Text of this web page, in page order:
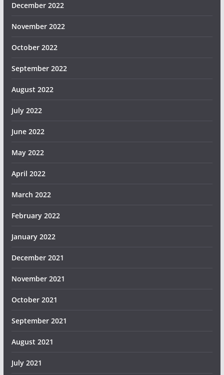
December 2022
November 2022
October 2022
September 2022
August 2022
July 2022
June 2022
May 2022
April 2022
March 2022
February 2022
January 2022
December 2021
November 2021
October 2021
September 2021
August 2021
July 2021